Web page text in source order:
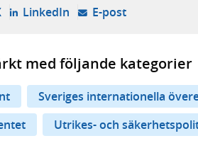
i ny flik, extern webbplats,
- öppnas i ny flik, extern webbplats,
LinkedIn- öppnas i ny flik,
E-post- öppnar din
med följande kategorier
Sveriges internationella
Utrikes- och